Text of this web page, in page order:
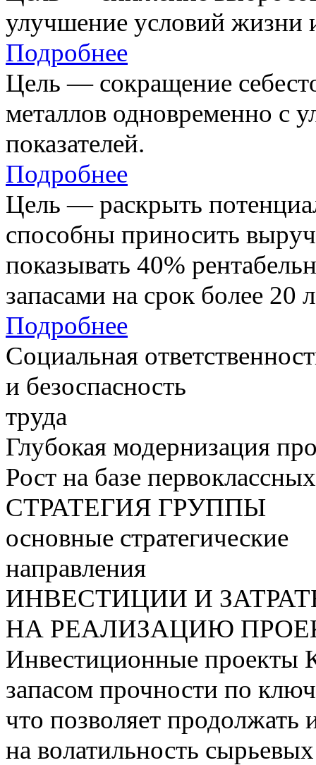
улучшение условий жизни
Подробнее
Цель — сокращение
металлов одновременно с
показателей.
Подробнее
Цель — раскрыть
способны приносить
показывать 40%
запасами на срок более 20
Подробнее
Социальная
и безоспасность
труда
Глубокая модернизация
Рост на базе
СТРАТЕГИЯ ГРУППЫ
основные стратегические
направления
ИНВЕСТИЦИИ И
НА РЕАЛИЗАЦИЮ
Инвестиционные проекты
запасом прочности по
что позволяет продолжать
на волатильность